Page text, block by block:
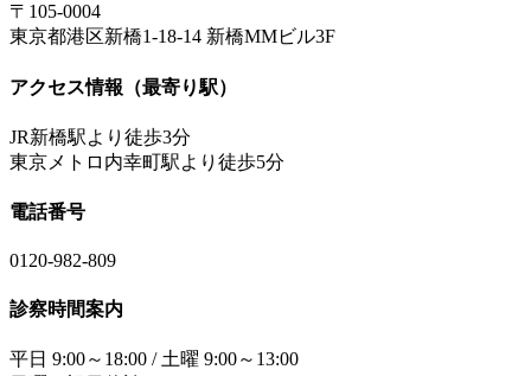
〒105-0004
東京都港区新橋1-18-14 新橋MMビル3F
アクセス情報（最寄り駅）
JR新橋駅より徒歩3分
東京メトロ内幸町駅より徒歩5分
電話番号
0120-982-809
診察時間案内
平日 9:00～18:00 / 土曜 9:00～13:00